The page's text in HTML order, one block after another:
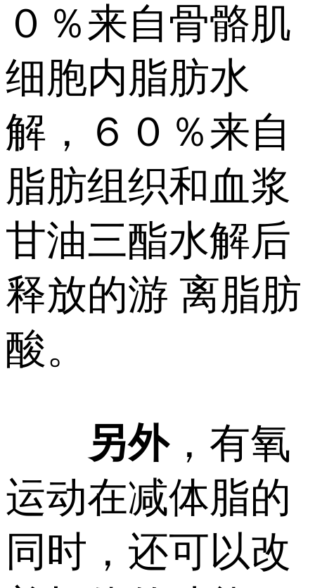
０％来自骨骼肌
细胞内脂肪水
解，６０％来自
脂肪组织和血浆
甘油三酯水解后
释放的游 离脂肪
酸。
另外，有氧
运动在减体脂的
同时，还可以改